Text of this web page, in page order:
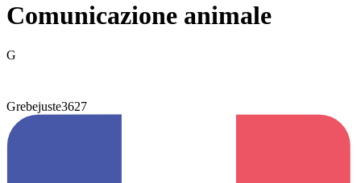
Comunicazione animale
G
Grebejuste3627